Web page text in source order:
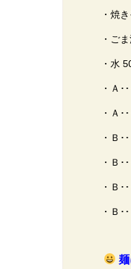
・焼
・ご
・水
・Ａ･
・Ａ･
・Ｂ･
・Ｂ･
・Ｂ･
・Ｂ･